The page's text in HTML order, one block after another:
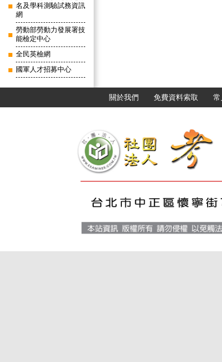
名及學科測驗試務資訊
網
勞動部勞動力發展署技
能檢定中心
全民英檢網
國軍人才招募中心
關於我們 免費資料索取 常